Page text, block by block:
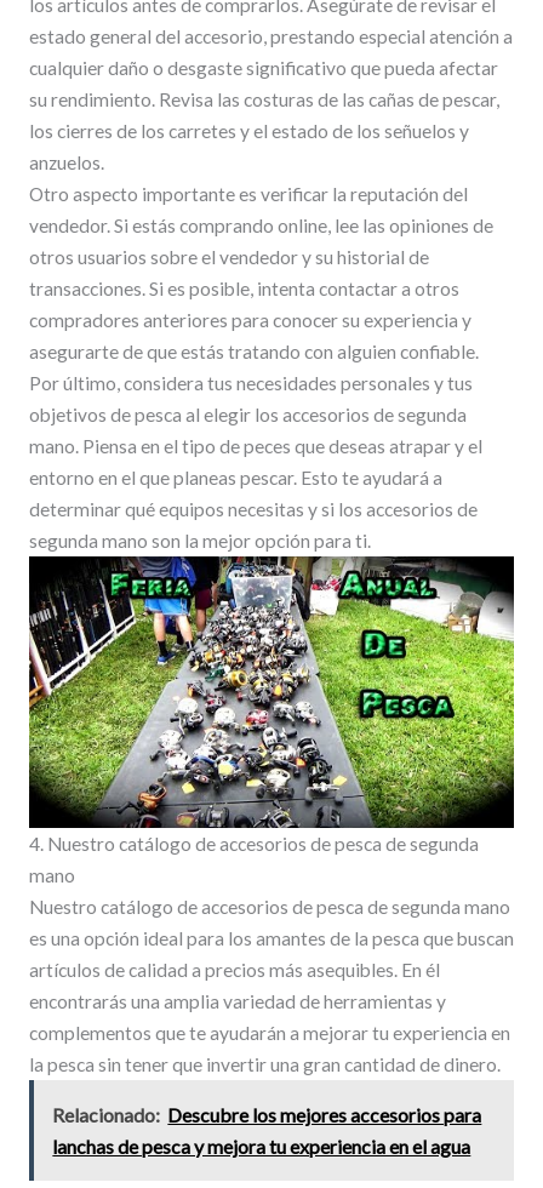
los artículos antes de comprarlos. Asegúrate de revisar el
estado general del accesorio, prestando especial atención a
cualquier daño o desgaste significativo que pueda afectar
su rendimiento. Revisa las costuras de las cañas de pescar,
los cierres de los carretes y el estado de los señuelos y
anzuelos.
Otro aspecto importante es verificar la reputación del
vendedor. Si estás comprando online, lee las opiniones de
otros usuarios sobre el vendedor y su historial de
transacciones. Si es posible, intenta contactar a otros
compradores anteriores para conocer su experiencia y
asegurarte de que estás tratando con alguien confiable.
Por último, considera tus necesidades personales y tus
objetivos de pesca al elegir los accesorios de segunda
mano. Piensa en el tipo de peces que deseas atrapar y el
entorno en el que planeas pescar. Esto te ayudará a
determinar qué equipos necesitas y si los accesorios de
segunda mano son la mejor opción para ti.
4. Nuestro catálogo de accesorios de pesca de segunda
mano
Nuestro catálogo de accesorios de pesca de segunda mano
es una opción ideal para los amantes de la pesca que buscan
artículos de calidad a precios más asequibles. En él
encontrarás una amplia variedad de herramientas y
complementos que te ayudarán a mejorar tu experiencia en
la pesca sin tener que invertir una gran cantidad de dinero.
Relacionado: Descubre los mejores accesorios para
lanchas de pesca y mejora tu experiencia en el agua